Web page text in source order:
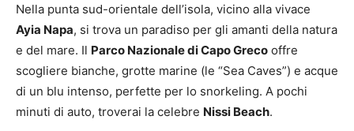
Nella punta sud-orientale dell’isola, vicino alla vivace
Ayia Napa, si trova un paradiso per gli amanti della natura
e del mare. Il Parco Nazionale di Capo Greco offre
scogliere bianche, grotte marine (le “Sea Caves”) e acque
di un blu intenso, perfette per lo snorkeling. A pochi
minuti di auto, troverai la celebre Nissi Beach.